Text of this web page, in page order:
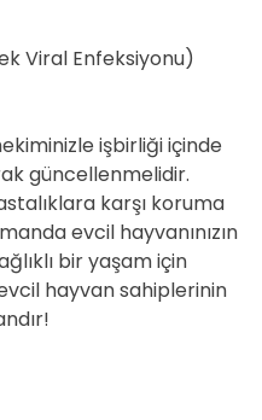
Viral Enfeksiyonu)
işbirliği içinde
güncellenmelidir.
karşı koruma
evcil hayvanınızın
bir yaşam için
hayvan sahiplerinin